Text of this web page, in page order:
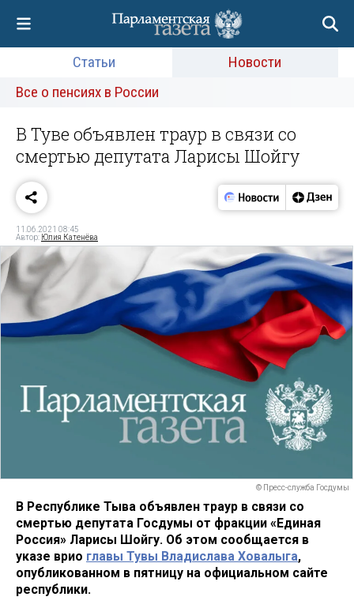
Статьи
Новости
Все о пенсиях в России
В Туве объявлен траур в связи со
смертью депутата Ларисы Шойгу
11.06.2021 08:45
Автор: Юлия Катенёва
© Пресс-служба Госдумы
В Республике Тыва объявлен траур в связи со
смертью депутата Госдумы от фракции «Единая
Россия» Ларисы Шойгу. Об этом сообщается в
указе врио главы Тувы Владислава Ховалыга,
опубликованном в пятницу на официальном сайте
республики.